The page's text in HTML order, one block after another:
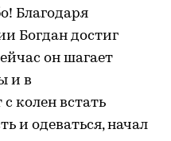
Благодаря
Богдан достиг
он шагает
и в
колен встать
и одеваться, начал